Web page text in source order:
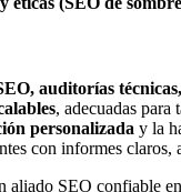
auditorías
, adecuadas para
personalizada y la
con informes claros,
aliado SEO confiable